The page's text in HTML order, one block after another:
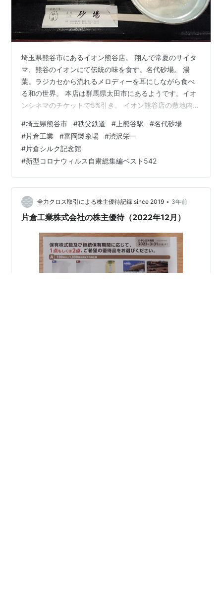
埼玉県熊谷市にあるイオン熊谷店。 翔んで常夏のサイタ
マ、熊谷のイオンにて伝統の味を食す。名代砂場。 湯
葉。ラジカセから流れるメロディーを耳にしながら食べ
る和の世界。 本店は群馬県太田市にあるようです。イオ
ンシネマのチケットで5%引き。 イオン熊谷店の敷地内に
ーの由来。富岡製糸場が現在の片倉工業。富岡製糸場の
設立に関わったひとの名前に、渋沢栄一さん。次世代の
１万円札のひとです。 元々は熊谷サティ。 片倉工業の最
後の製糸場がここでした。現在は、医薬品などが主力の
会社になっていたりしています。 最寄り駅は、秩父鉄道
上熊谷駅。徒歩4分。左に上越・北陸…
#埼玉県熊谷市 #秩父鉄道 # 上熊谷駅 #名代砂場
#片倉工業 #富岡製糸場 #渋沢栄一
#片倉シルク記念館
#新型コロナウィルス自粛総集編ベスト542
全力クロス取引による株主優待記録 since 2019 • 3年前
片倉工業株式会社の株主優待（2022年12月）